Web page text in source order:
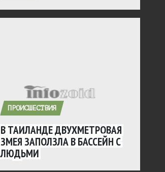
ПРОИСШЕСТВИЯ
В ТАИЛАНДЕ ДВУХМЕТРОВАЯ
ЗМЕЯ ЗАПОЛЗЛА В БАССЕЙН С
ЛЮДЬМИ